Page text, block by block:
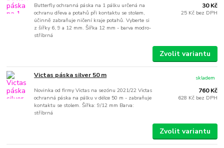
Butterfly ochranná páska na 1 pálku určená na
ochranu dřeva a potahů při kontaktu se stolem,
účinně zabraňuje ničení kraje potahů. Vyberte si
z šířky 6, 9 a 12 mm. Šířka 12 mm - barva modro-
stříbrná
30 Kč
25 Kč bez DPH
Zvolit variantu
Victas páska silver 50 m
Novinka od firmy Victas na sezónu 2021/22 Victas
ochranná páska na pálku v délce 50 m - zabraňuje
kontaktu se stolem. Šířka: 9/12 mm Barva:
stříbrná
760 Kč
628 Kč bez DPH
skladem
Zvolit variantu